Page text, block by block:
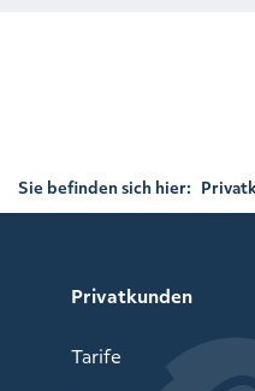
Sie befinden sich hier:
Privatkunden
Tarife